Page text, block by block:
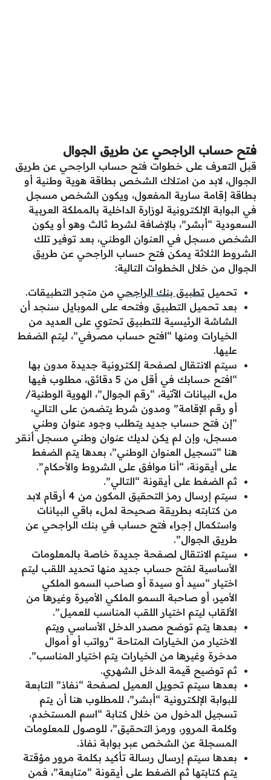
فتح حساب الراجحي عن طريق الجوال
قبل التعرف على خطوات فتح حساب الراجحي عن طريق
الجوال، لابد من امتلاك الشخص بطاقة هوية وطنية أو
بطاقة إقامة سارية المفعول، ويكون الشخص مسجل
في البوابة الإلكترونية لوزارة الداخلية بالمملكة العربية
السعودية “أبشر”، بالإضافة لشرط ثالث وهو أو يكون
الشخص مسجل في العنوان الوطني، بعد توفير تلك
الشروط الثلاثة يمكن فتح حساب الراجحي عن طريق
الجوال من خلال الخطوات التالية:
تحميل تطبيق بنك الراجحي من متجر التطبيقات.
بعد تحميل التطبيق وفتحه على الموبايل سنجد أن
الشاشة الرئيسية للتطبيق تحتوي على العديد من
الخيارات ومنها “افتح حساب مصرفي”، ليتم الضغط
عليها.
سيتم الانتقال لصفحة إلكترونية جديدة مدون بها
“افتح حسابك في أقل من 5 دقائق، مطلوب فيها
ملء البيانات الآتية، “رقم الجوال”، الهوية الوطنية/
أو رقم الإقامة” ومدون شرط يتضمن على التالي،
“إن فتح حساب جديد يتطلب وجود عنوان وطني
مسجل، وإن لم يكن لديك عنوان وطني مسجل أنقر
هنا “تسجيل العنوان الوطني”، بعدها يتم الضغط
على أيقونة، “أنا موافق على الشروط والأحكام”.
ثم الضغط على أيقونة “التالي”.
سيتم إرسال رمز التحقيق المكون من 4 أرقام لابد
من كتابته بطريقة صحيحة لملء باقي البيانات
واستكمال إجراء فتح حساب في بنك الراجحي عن
طريق الجوال”.
سيتم الانتقال لصفحة جديدة خاصة بالمعلومات
الأساسية لفتح حساب جديد منها تحديد اللقب ليتم
اختيار “سيد أو سيدة أو صاحب السمو الملكي
الأمير، أو صاحبة السمو الملكي الأميرة وغيرها من
الألقاب ليتم اختيار اللقب المناسب للعميل”.
بعدها يتم توضح مصدر الدخل الأساسي ويتم
الاختيار من الخيارات المتاحة “رواتب أو أموال
مدخرة وغيرها من الخيارات يتم اختيار المناسب”.
ثم توضيح قيمة الدخل الشهري.
بعدها سيتم تحويل العميل لصفحة “نفاذ” التابعة
للبوابة الإلكترونية “أبشر”، للمطلوب هنا أن يتم
تسجيل الدخول من خلال كتابة “اسم المستخدم،
وكلمة المرور، ورمز التحقيق”، للوصول للمعلومات
المسجلة عن الشخص عبر بوابة نفاذ.
بعدها سيتم إرسال رسالة تأكيد بكلمة مرور مؤقتة
يتم كتابتها ثم الضغط على أيقونة “متابعة”، فمن